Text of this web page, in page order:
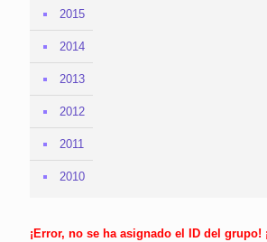
2015
2014
2013
2012
2011
2010
¡Error, no se ha asignado el ID del grupo!